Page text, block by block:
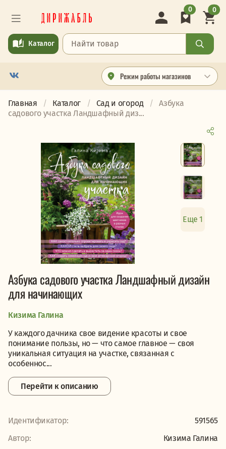
Режим работы магазинов
Каталог
0 0
Главная Каталог Сад и огород
Азбука
садового участка Ландшафный диз...
Еще 1
Азбука садового участка Ландшафный дизайн
для начинающих
Кизима Галина
У каждого дачника свое видение красоты и свое
понимание пользы, но — что самое главное — своя
уникальная ситуация на участке, связанная с
особеннос...
Перейти к описанию
Идентификатор:
591565
Автор:
Кизима Галина